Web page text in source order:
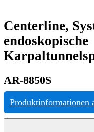
Centerline,
endoskopische
AR-8850S
Produktinformationen